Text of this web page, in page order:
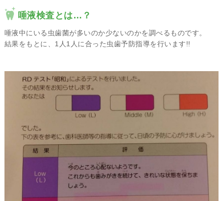
唾液検査とは…？
唾液中にいる虫歯菌が多いのか少ないのかを調べるものです。
結果をもとに、1人1人に合った虫歯予防指導を行います!!